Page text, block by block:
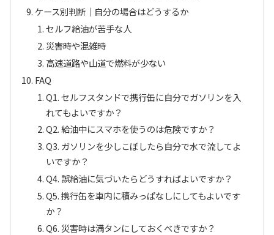
ケース別判断｜自分の場合はどうするか
セルフ給油が苦手な人
災害時や混雑時
高速道路や山道で燃料が少ない
FAQ
Q1. セルフスタンドで携行缶に自分でガソリンを入
れてもよいですか？
Q2. 給油中にスマホを使うのは危険ですか？
Q3. ガソリンを少しこぼしたら自分で水で流してよ
いですか？
Q4. 誤給油に気づいたらどうすればよいですか？
Q5. 携行缶を車内に積みっぱなしにしてもよいです
か？
Q6. 災害時は満タンにしておくべきですか？